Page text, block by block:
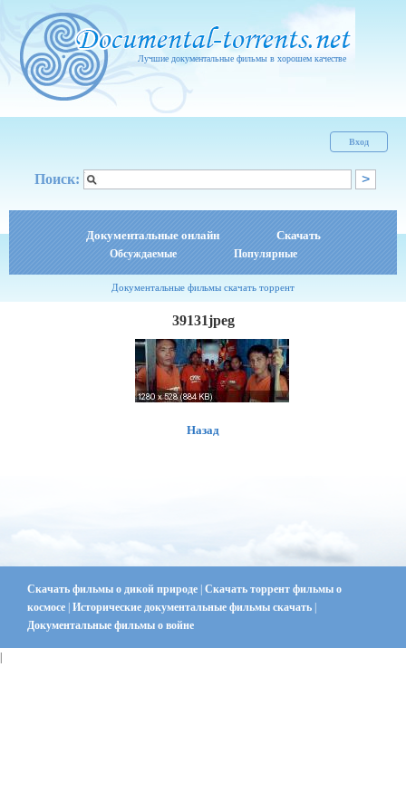
Лучшие документальные фильмы в хорошем качестве
Вход
Поиск:
Документальные онлайн Скачать
Обсуждаемые Популярные
Документальные фильмы скачать торрент
39131jpeg
Назад
Скачать фильмы о дикой природе | Скачать торрент фильмы о
космосе | Исторические документальные фильмы скачать |
Документальные фильмы о войне
|